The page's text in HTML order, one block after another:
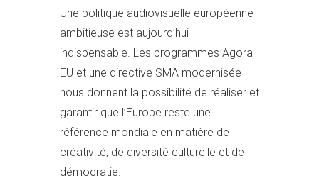
Une politique audiovisuelle européenne
ambitieuse est aujourd’hui
indispensable. Les programmes Agora
EU et une directive SMA modernisée
nous donnent la possibilité de réaliser et
garantir que l’Europe reste une
référence mondiale en matière de
créativité, de diversité culturelle et de
démocratie.